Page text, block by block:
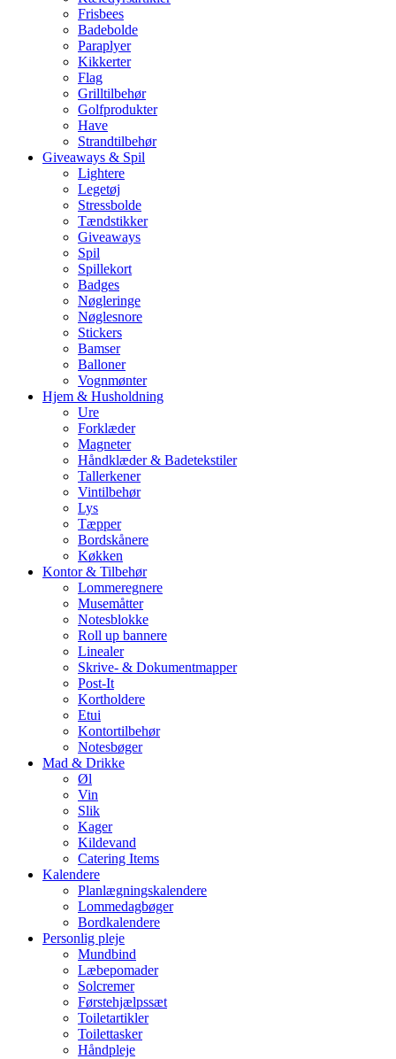
Frisbees
Badebolde
Paraplyer
Kikkerter
Flag
Grilltilbehør
Golfprodukter
Have
Strandtilbehør
Giveaways & Spil
Lightere
Legetøj
Stressbolde
Tændstikker
Giveaways
Spil
Spillekort
Badges
Nøgleringe
Nøglesnore
Stickers
Bamser
Balloner
Vognmønter
Hjem & Husholdning
Ure
Forklæder
Magneter
Håndklæder & Badetekstiler
Tallerkener
Vintilbehør
Lys
Tæpper
Bordskånere
Køkken
Kontor & Tilbehør
Lommeregnere
Musemåtter
Notesblokke
Roll up bannere
Linealer
Skrive- & Dokumentmapper
Post-It
Kortholdere
Etui
Kontortilbehør
Notesbøger
Mad & Drikke
Øl
Vin
Slik
Kager
Kildevand
Catering Items
Kalendere
Planlægningskalendere
Lommedagbøger
Bordkalendere
Personlig pleje
Mundbind
Læbepomader
Solcremer
Førstehjælpssæt
Toiletartikler
Toilettasker
Håndpleje